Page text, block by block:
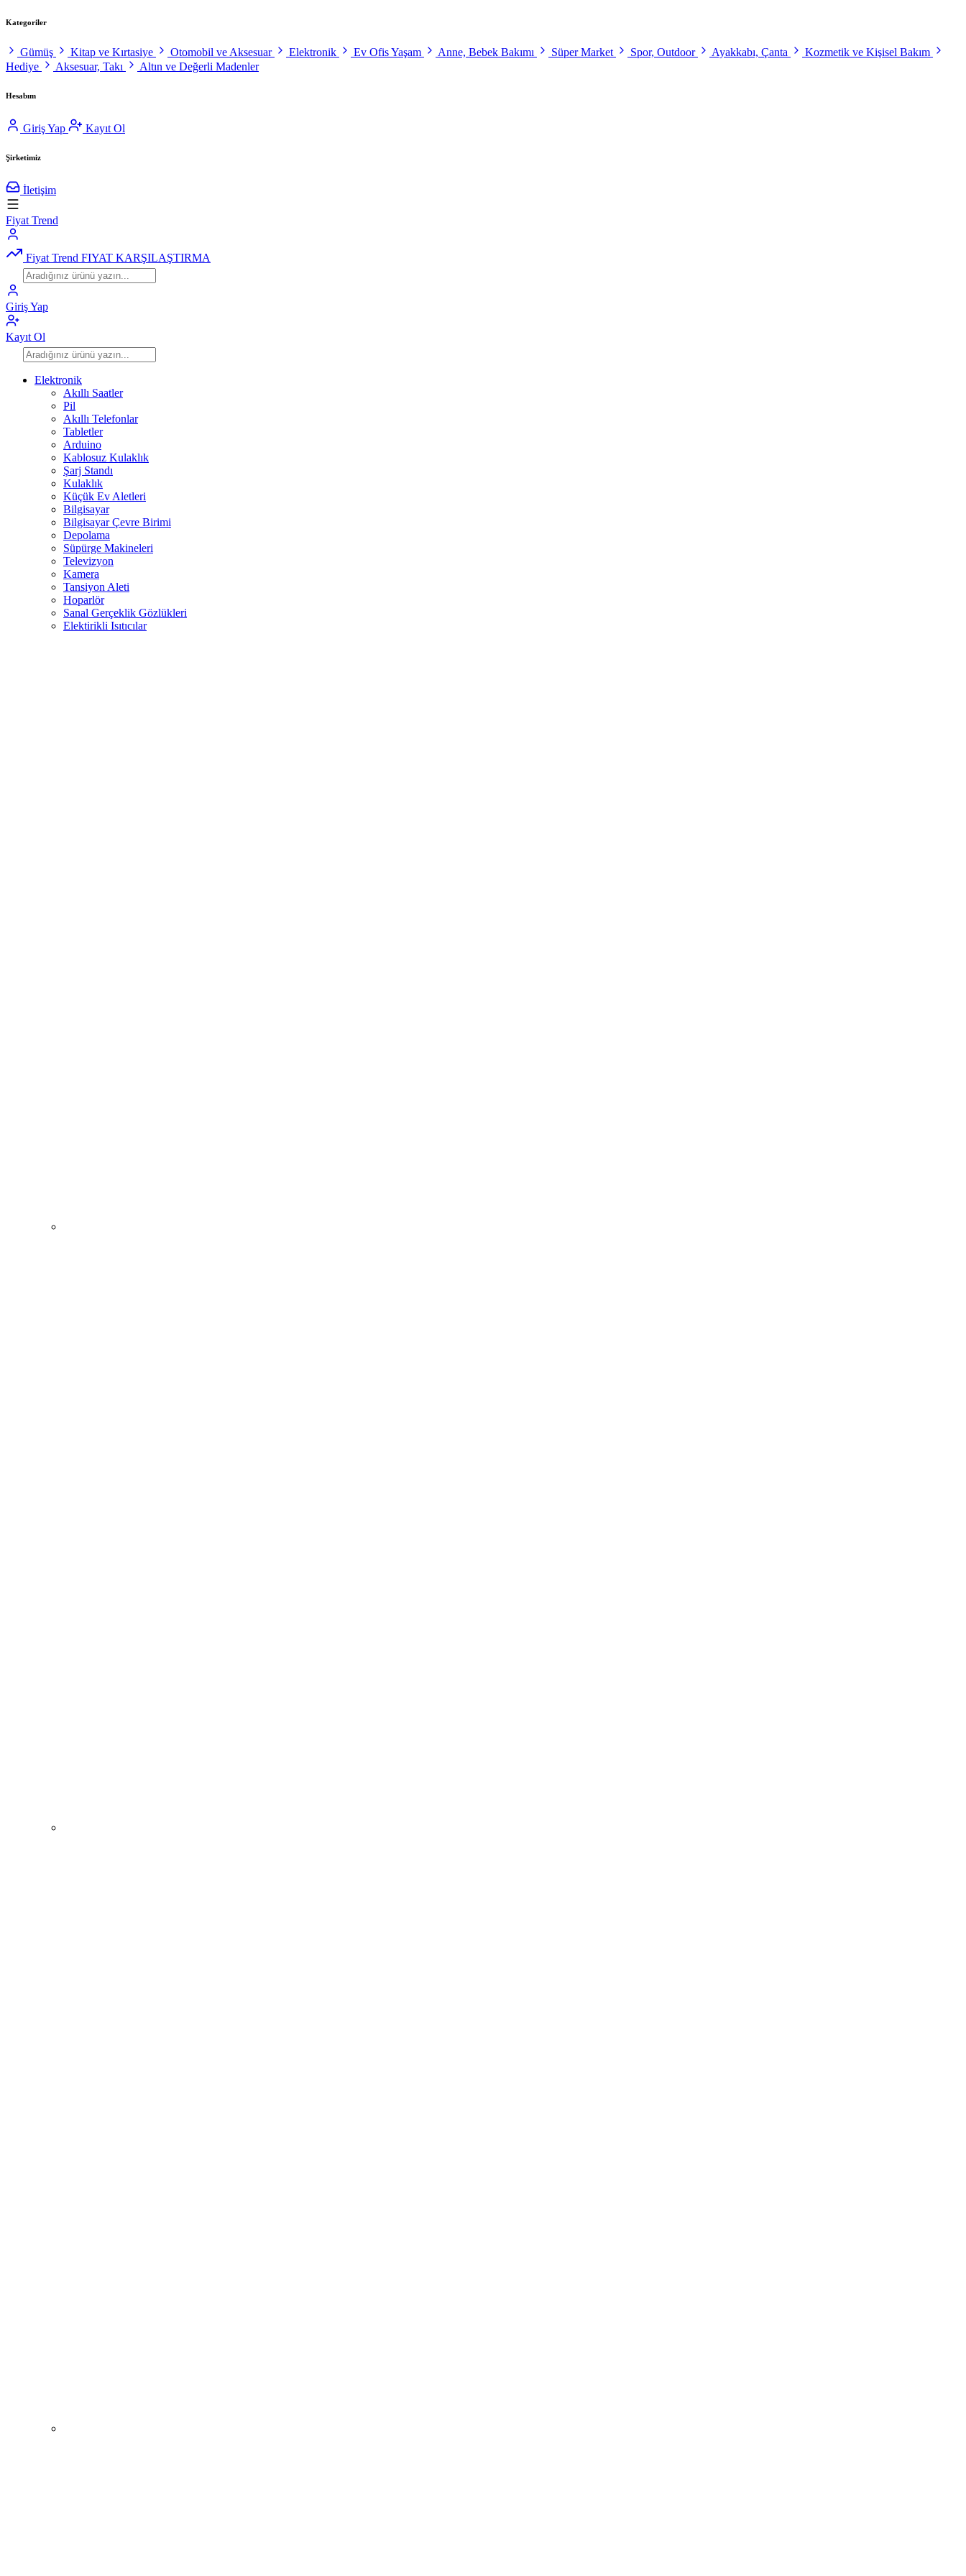
Kategoriler
Gümüş Kitap ve Kırtasiye Otomobil ve Aksesuar Elektronik Ev Ofis Yaşam Anne, Bebek Bakımı Süper Market Spor, Outdoor Ayakkabı, Çanta
Kozmetik ve Kişisel Bakım
Hediye
Aksesuar, Takı Altın ve Değerli Madenler
Hesabım
Giriş Yap Kayıt Ol
Şirketimiz
İletişim
Fiyat Trend
Fiyat Trend FIYAT KARŞILAŞTIRMA
Giriş Yap
Kayıt Ol
Elektronik
Akıllı Saatler
Pil
Akıllı Telefonlar
Tabletler
Arduino
Kablosuz Kulaklık
Şarj Standı
Kulaklık
Küçük Ev Aletleri
Bilgisayar
Bilgisayar Çevre Birimi
Depolama
Süpürge Makineleri
Televizyon
Kamera
Tansiyon Aleti
Hoparlör
Sanal Gerçeklik Gözlükleri
Elektirikli Isıtıcılar